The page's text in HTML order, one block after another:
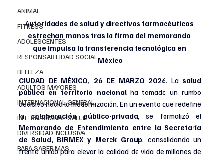
ANIMAL
FITNESS
ADOLESCENTES
RESPONSABILIDAD SOCIAL
BELLEZA
ADULTOS MAYORES
INTERNACIONAL GENERAL
INTERNACIONAL SALUD
DIVERSIDAD INCLUSIVA
PARA SABER MAS
Autoridades de salud y directivos farmacéuticos
estrechan manos tras la firma del memorando
que impulsa la transferencia tecnológica en
México
CIUDAD DE MÉXICO, 26 DE MARZO 2026. La salud
pública en territorio nacional ha tomado un rumbo
decisivo hacia la modernización. En un evento que redefine
la colaboración público-privada
Memorando de Entendimiento entre la Secretaría
de Salud, BIRMEX y Merck Group, consolidando un
frente unido para elevar la calidad de vida de millones de